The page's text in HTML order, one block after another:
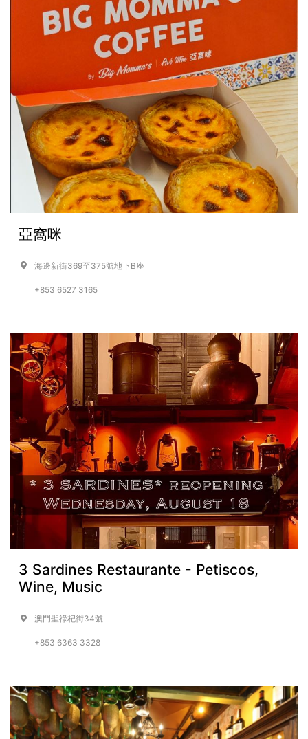
亞窩咪
海邊新街369至375號地下B座
+853 6527 3165
3 Sardines Restaurante - Petiscos,
Wine, Music
澳門聖祿杞街34號
+853 6363 3328